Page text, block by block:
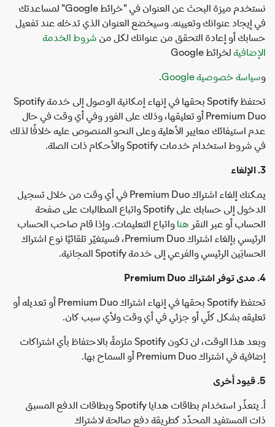
نستخدم ميزة البحث عن العنوان في "خرائط Google" لمساعدتك
في إيجاد عنوانك وتعيينه. وسيخضع العنوان الذي تدخله عند تفعيل
حسابك أو إعادة التحقق من عنوانك لكل من شروط الخدمة
الإضافيةلخرائط Google
وسياسة خصوصية Google
.
تحتفظ Spotify بحقها في إنهاء إمكانية الوصول إلى خدمة Spotify
Premium Duo أو تعليقها، وذلك على الفور وفي أي وقت في حال
عدم استيفائك معايير الأهلية وعلى النحو المنصوص عليه خلافًا لذلك
في شروط استخدام خدمات Spotify والأحكام ذات الصلة.
3. الإلغاء
يمكنك إلغاء اشتراك Premium Duo في أي وقت من خلال تسجيل
الدخول إلى حسابك على Spotify واتباع المطالبات على صفحة
الحساب أو عبر النقر هناواتباع التعليمات. وإذا قام صاحب الحساب
الرئيسي بإلغاء اشتراك Premium Duo، فسيتغيّر تلقائيًا نوع اشتراك
الحسابَين الرئيسي والفرعي إلى خدمة Spotify المجانية.
4. مدى توفر اشتراك Premium Duo
تحتفظ Spotify بحقها في إنهاء اشتراك Premium Duo أو تعديله أو
تعليقه بشكل كلّي أو جزئي في أي وقت ولأي سبب كان.
وبعد هذا الوقت، لن تكون Spotify ملزمةً بالاحتفاظ بأي اشتراكات
إضافية في اشتراك Premium Duo أو السماح بها.
5. قيود أخرى
أ. يتعذّر استخدام بطاقات هدايا Spotify وبطاقات الدفع المسبق
ذات المستفيد المحدّد كطريقة دفع صالحة لاشتراك